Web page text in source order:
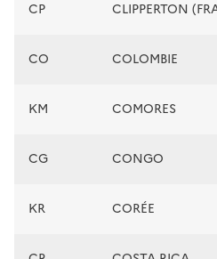
CP CLIPPERTON
CO COLOMBIE
KM COMORES
CG CONGO
KR CORÉE